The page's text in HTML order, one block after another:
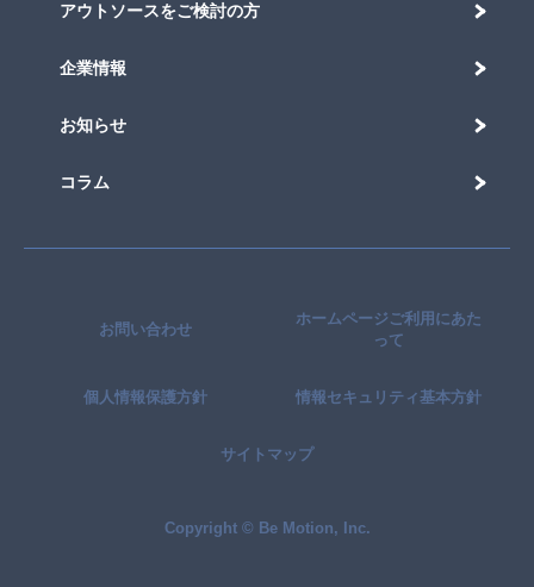
アウトソースをご検討の方
企業情報
お知らせ
コラム
お問い合わせ
ホームページご利用にあた
って
個人情報保護方針 情報セキュリティ基本方針
サイトマップ
Copyright © Be Motion, Inc.